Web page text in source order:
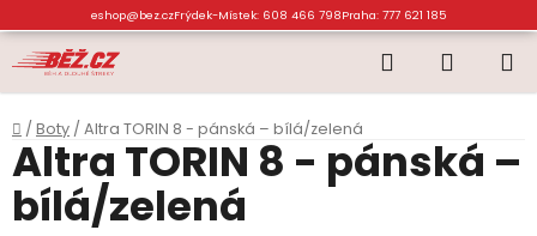
na
obsah
eshop@bez.czFrýdek-Místek: 608 466 798Praha: 777 621 185
Hledat
KOŠÍK
Domů
/ Boty / Altra TORIN 8 - pánská – bílá/zelená
Altra TORIN 8 - pánská –
bílá/zelená